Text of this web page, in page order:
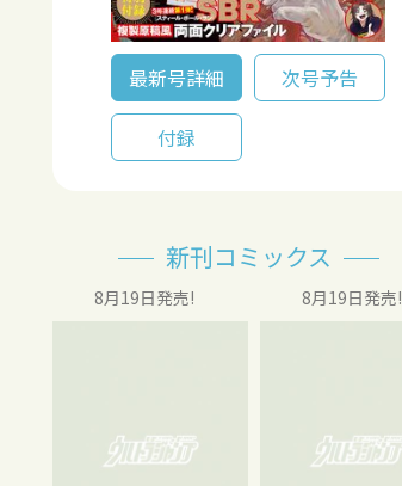
最新号詳細 次号予告
付録
新刊コミックス
8月19日発売! 8月19日発売!